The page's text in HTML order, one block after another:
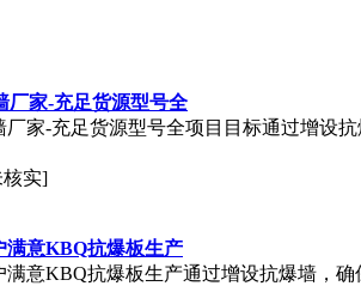
厂家-充足货源型号全
厂家-充足货源型号全项目目标通过增设
核实]
满意KBQ抗爆板生产
意KBQ抗爆板生产通过增设抗爆墙，